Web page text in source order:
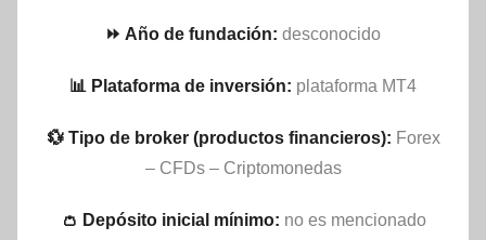
⏩ Año de fundación: desconocido
📊 Plataforma de inversión: plataforma MT4
💱 Tipo de broker (productos financieros): Forex
– CFDs – Criptomonedas
👛 Depósito inicial mínimo: no es mencionado